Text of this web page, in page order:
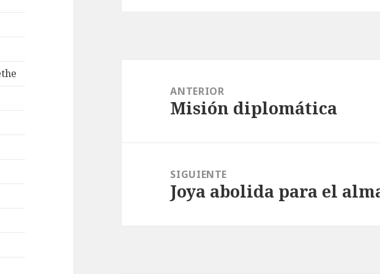
entradas
ANTERIOR
Entrada
Misión diplomática
SIGUIENTE
Entrada
Joya abolida para el